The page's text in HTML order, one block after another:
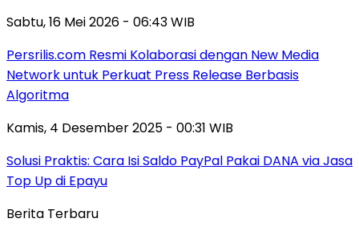
Sabtu, 16 Mei 2026 - 06:43 WIB
Persrilis.com Resmi Kolaborasi dengan New Media
Network untuk Perkuat Press Release Berbasis
Algoritma
Kamis, 4 Desember 2025 - 00:31 WIB
Solusi Praktis: Cara Isi Saldo PayPal Pakai DANA via Jasa
Top Up di Epayu
Berita Terbaru